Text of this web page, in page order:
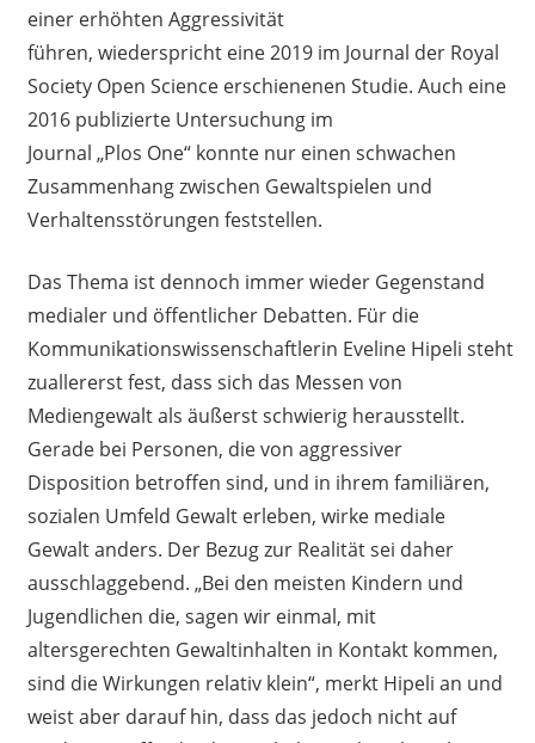
einer erhöhten Aggressivität
führen, wiederspricht eine 2019 im Journal der Royal
Society Open Science erschienenen Studie. Auch eine
2016 publizierte Untersuchung im
Journal „Plos One“konnte nur einen schwachen
Zusammenhang zwischen Gewaltspielen und
Verhaltensstörungen feststellen.
Das Thema ist dennoch immer wieder Gegenstand
medialer und öffentlicherDebatten. Für die
Kommunikationswissenschaftlerin Eveline Hipeli steht
zuallererst fest, dass sich das Messen von
Mediengewalt als äußerst schwierig herausstellt.
Gerade bei Personen, die von aggressiver
Disposition betroffen sind, und in ihrem familiären,
sozialen Umfeld Gewalt erleben, wirke mediale
Gewaltanders. Der Bezug zur Realität sei daher
ausschlaggebend. „Bei den meisten Kindern und
Jugendlichen die, sagen wir einmal, mit
altersgerechten Gewaltinhalten in Kontakt kommen,
sind die Wirkungen relativ klein“, merkt Hipeli an und
weist aber darauf hin, dass das jedoch nicht auf